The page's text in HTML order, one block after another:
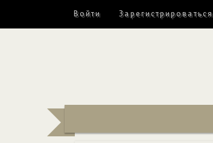
Войти Зарегистрироваться